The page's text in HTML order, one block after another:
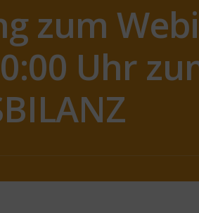
zum
Uhr